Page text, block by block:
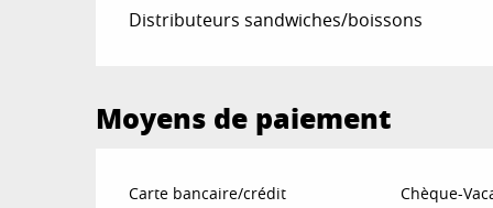
Distributeurs sandwiches/boissons
Moyens de paiement
Carte bancaire/crédit Chèque-